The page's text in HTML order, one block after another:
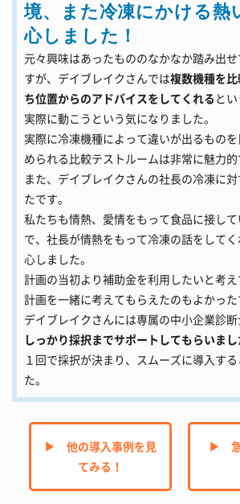
境、また冷凍にかける熱
心しました！
元々興味はあったもののなかなか踏み出
すが、デイブレイクさんでは複数機種を
ち位置からのアドバイスをしてくれると
実際に動こうという気になりました。
実際に冷凍機種によって違いが出るもの
められる比較テストルームは非常に魅力的
また、デイブレイクさんの社長の冷凍に
たです。
私たちも情熱、愛情をもって食品に接し
で、社長が情熱をもって冷凍の話をして
心しました。
計画の当初より補助金を利用したいと考え
計画を一緒に考えてもらえたのもよかった
デイブレイクさんには専属の中小企業診断
しっかり採択までサポートしてもらいまし
１回で採択が決まり、スムーズに導入す
た。
▶︎ 他の導入事例を見
てみる！
▶︎ 急